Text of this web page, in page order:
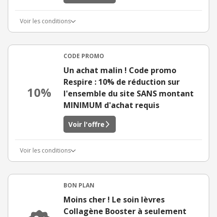
Voir les conditions
10%
CODE PROMO
Un achat malin ! Code promo
Respire : 10% de réduction sur
l'ensemble du site SANS montant
MINIMUM d'achat requis
Voir l'offre
Voir les conditions
BON PLAN
Moins cher ! Le soin lèvres
Collagène Booster à seulement